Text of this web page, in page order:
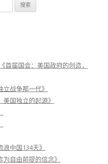
首届国会：美国政府的创造，
立战争那一代》
美国独立的起源》
中国134天》
为自由前提的信念》